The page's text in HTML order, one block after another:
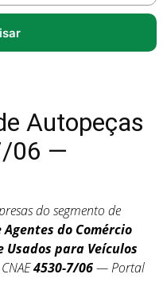
Autopeças
06 —
do segmento de
do Comércio
Usados para Veículos
4530-7/06— Portal